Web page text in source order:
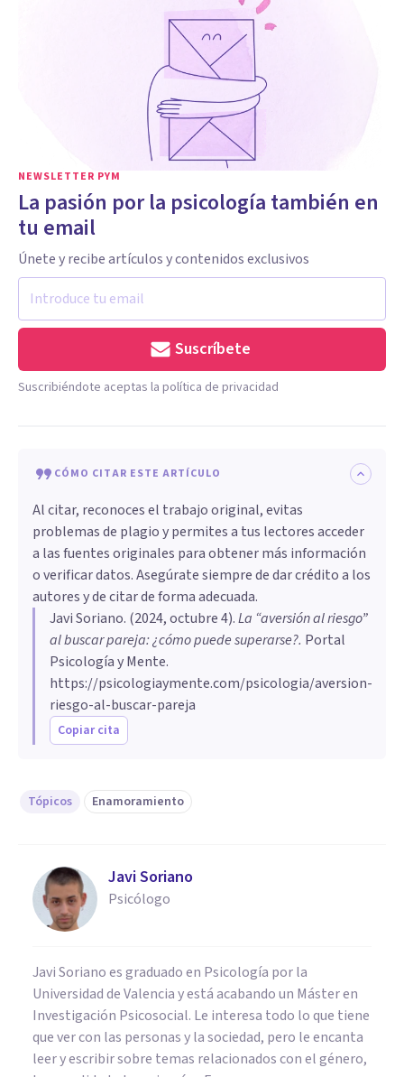
NEWSLETTER PYM
La pasión por la psicología también en
tu email
Únete y recibe artículos y contenidos exclusivos
Suscríbete
Suscribiéndote aceptas la política de privacidad
CÓMO CITAR ESTE ARTÍCULO
Al citar, reconoces el trabajo original, evitas
problemas de plagio y permites a tus lectores acceder
a las fuentes originales para obtener más información
o verificar datos. Asegúrate siempre de dar crédito a los
autores y de citar de forma adecuada.
Javi Soriano. (2024, octubre 4).La “aversión al riesgo”
al buscar pareja: ¿cómo puede superarse?. Portal
Psicología y Mente.
https://psicologiaymente.com/psicologia/aversion-
riesgo-al-buscar-pareja
Copiar cita
Tópicos Enamoramiento
Javi Soriano
Psicólogo
Javi Soriano es graduado en Psicología por la
Universidad de Valencia y está acabando un Máster en
Investigación Psicosocial. Le interesa todo lo que tiene
que ver con las personas y la sociedad, pero le encanta
leer y escribir sobre temas relacionados con el género,